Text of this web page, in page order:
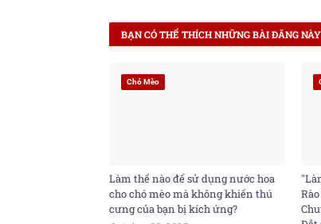
BẠN CÓ THỂ THÍCH NHỮNG BÀI ĐĂNG NÀY
Chó Mèo
Làm thế nào để sử dụng nước hoa
cho chó mèo mà không khiến thú
cưng của bạn bị kích ứng?